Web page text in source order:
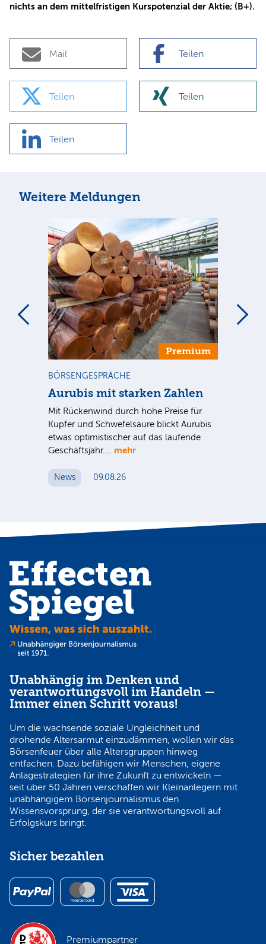
nichts an dem mittelfristigen Kurspotenzial der Aktie; (B+).
Mail Teilen
Teilen Teilen
Teilen
Weitere Meldungen
Premium
BÖRSENGESPRÄCHE
Aurubis mit starken Zahlen
Mit Rückenwind durch hohe Preise für
Kupfer und Schwefelsäure blickt Aurubis
etwas optimistischer auf das laufende
Geschäftsjahr.… mehr
News 09.08.26
Unabhängig im Denken und
verantwortungsvoll im Handeln —
Immer einen Schritt voraus!
Um die wachsende soziale Ungleichheit und
drohende Altersarmut einzudämmen, wollen wir das
Börsenfeuer über alle Altersgruppen hinweg
entfachen. Dazu befähigen wir Menschen, eigene
Anlagestrategien für ihre Zukunft zu entwickeln —
seit über 50 Jahren verschaffen wir Kleinanlegern mit
unabhängigem Börsenjournalismus den
Wissensvorsprung, der sie verantwortungsvoll auf
Erfolgskurs bringt.
Sicher bezahlen
Premiumpartner